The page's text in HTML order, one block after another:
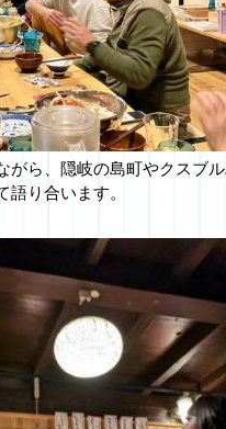
がら、隠岐の島町やクスブ
語り合います。